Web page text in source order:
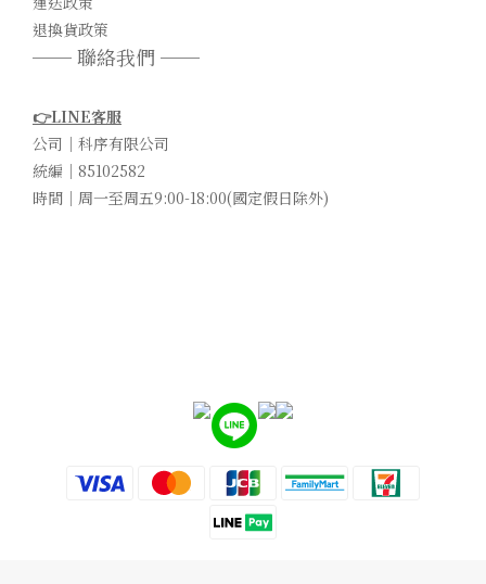
退換貨政策
── 聯絡我們 ──
👉LINE客服
公司｜科序有限公司
統編｜85102582
時間｜周一至周五9:00-18:00(國定假日除外)